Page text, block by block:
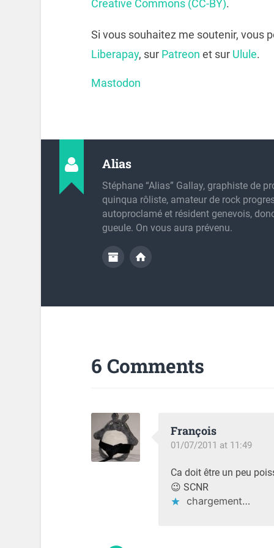
Creative Commons (CC-BY).
Si vous souhaitez me soutenir, vous
Liberapay, sur Patreon et sur Ulule.
Mastodon
Alias
Stéphane “Alias” Gallay, graphiste de
quinqua rôliste, amateur de rock
autoproclamé et résident genevois,
gueule. On vous aura prévenu.
6 Comments
François
01/07/2011 at 11:49
Ca doit être un peu
😉 SCNR
chargement…